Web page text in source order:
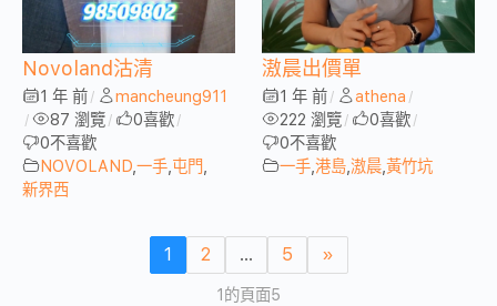
Novoland沽清
1 年 前 / mancheung911
/ 87 瀏覽 / 0喜歡 /
0不喜歡
NOVOLAND 一手 屯門
新界西
滶晨出價單
1 年 前 / athena /
222 瀏覽 / 0喜歡 /
0不喜歡
一手 港島 滶晨 黃竹坑
1 2 ... 5 »
1的頁面5